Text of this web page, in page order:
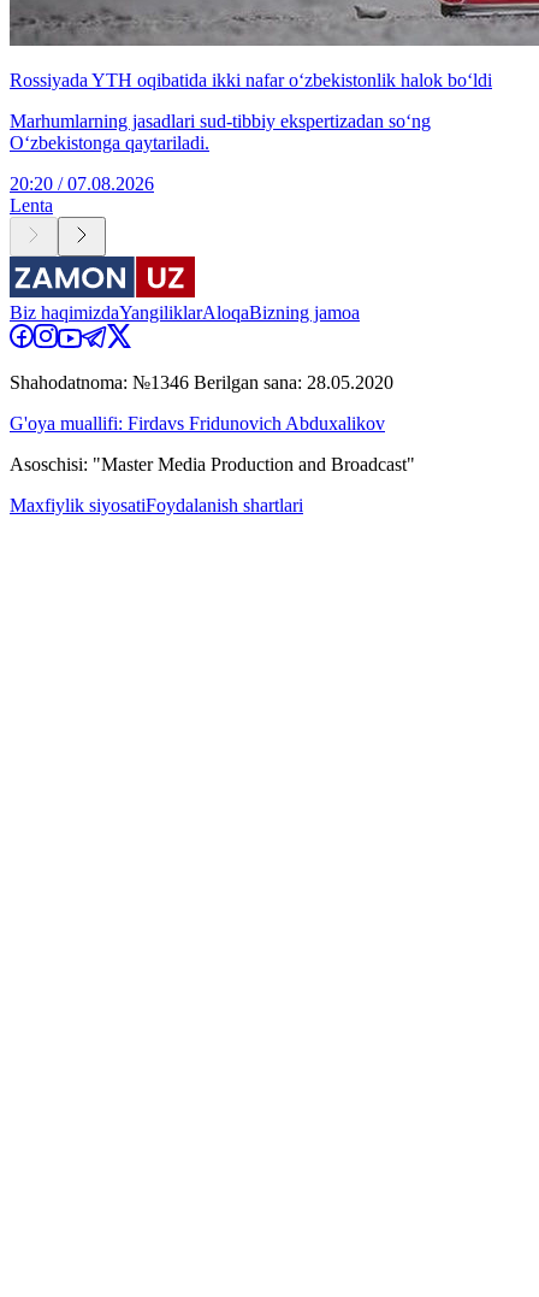
Rossiyada YTH oqibatida ikki nafar o‘zbekistonlik halok bo‘ldi
Marhumlarning jasadlari sud-tibbiy ekspertizadan so‘ng
O‘zbekistonga qaytariladi.
20:20 / 07.08.2026
Lenta
Biz haqimizdaYangiliklarAloqaBizning jamoa
Shahodatnoma: №1346 Berilgan sana: 28.05.2020
G'oya muallifi: Firdavs Fridunovich Abduxalikov
Asoschisi: "Master Media Production and Broadcast"
Maxfiylik siyosatiFoydalanish shartlari